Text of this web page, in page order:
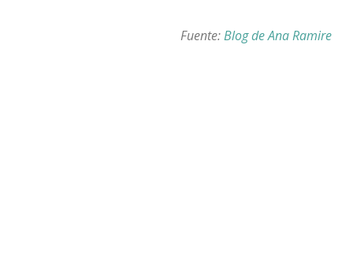
Fuente:Blog de Ana Ramire